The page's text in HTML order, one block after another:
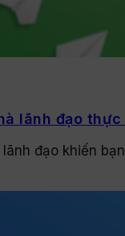
lãnh đạo
đạo khiến